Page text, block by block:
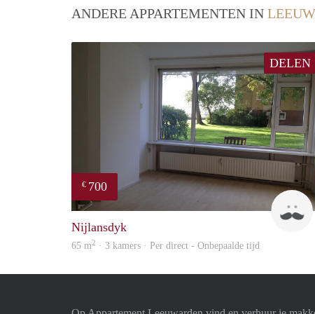
ANDERE APPARTEMENTEN IN
DELEN
€ 700
Nijlansdyk
65 m2 · 3 kamers · Per direct - Onbepaalde tijd